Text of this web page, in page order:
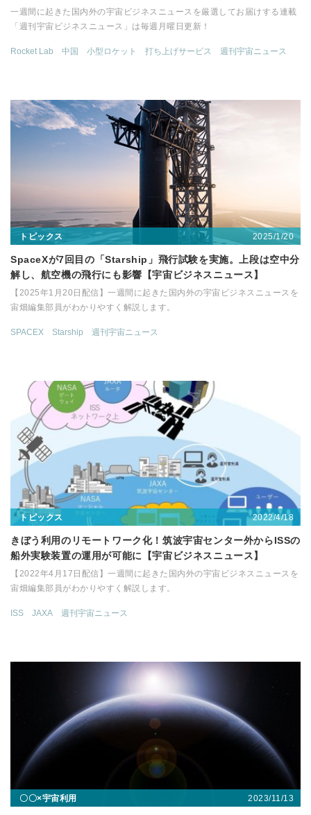
一週間に起きた国内外の宇宙ビジネスニュースを厳選してお届けする連載
「週刊宇宙ビジネスニュース」は毎週月曜日更新！
Rocket Lab 中国 小型ロケット 打ち上げサービス 週刊宇宙ニュース
トピックス 2025/1/20
SpaceXが7回目の「Starship」飛行試験を実施。上段は空中分
解し、航空機の飛行にも影響【宇宙ビジネスニュース】
【2025年1月20日配信】一週間に起きた国内外の宇宙ビジネスニュースを
宙畑編集部員がわかりやすく解説します。
SPACEX Starship 週刊宇宙ニュース
トピックス 2022/4/18
きぼう利用のリモートワーク化！筑波宇宙センター外からISSの
船外実験装置の運用が可能に【宇宙ビジネスニュース】
【2022年4月17日配信】一週間に起きた国内外の宇宙ビジネスニュースを
宙畑編集部員がわかりやすく解説します。
ISS JAXA 週刊宇宙ニュース
〇〇×宇宙利用 2023/11/13